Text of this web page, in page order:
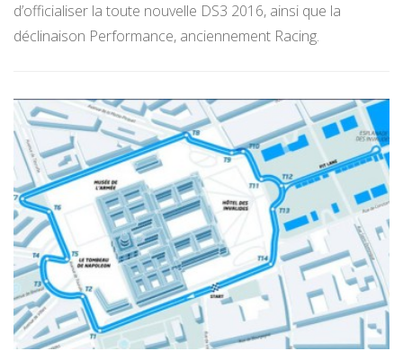
d’officialiser la toute nouvelle DS3 2016, ainsi que la
déclinaison Performance, anciennement Racing.